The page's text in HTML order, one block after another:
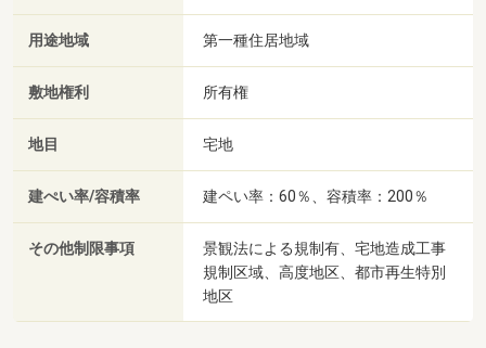
用途地域 第一種住居地域
敷地権利 所有権
地目 宅地
建ぺい率/容積率 建ペい率：60％、容積率：200％
その他制限事項
景観法による規制有、宅地造成工事
規制区域、高度地区、都市再生特別
地区